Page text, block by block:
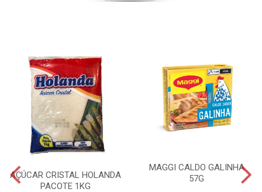
AÇÚCAR CRISTAL HOLANDA
PACOTE 1KG
MAGGI CALDO GALINHA
57G